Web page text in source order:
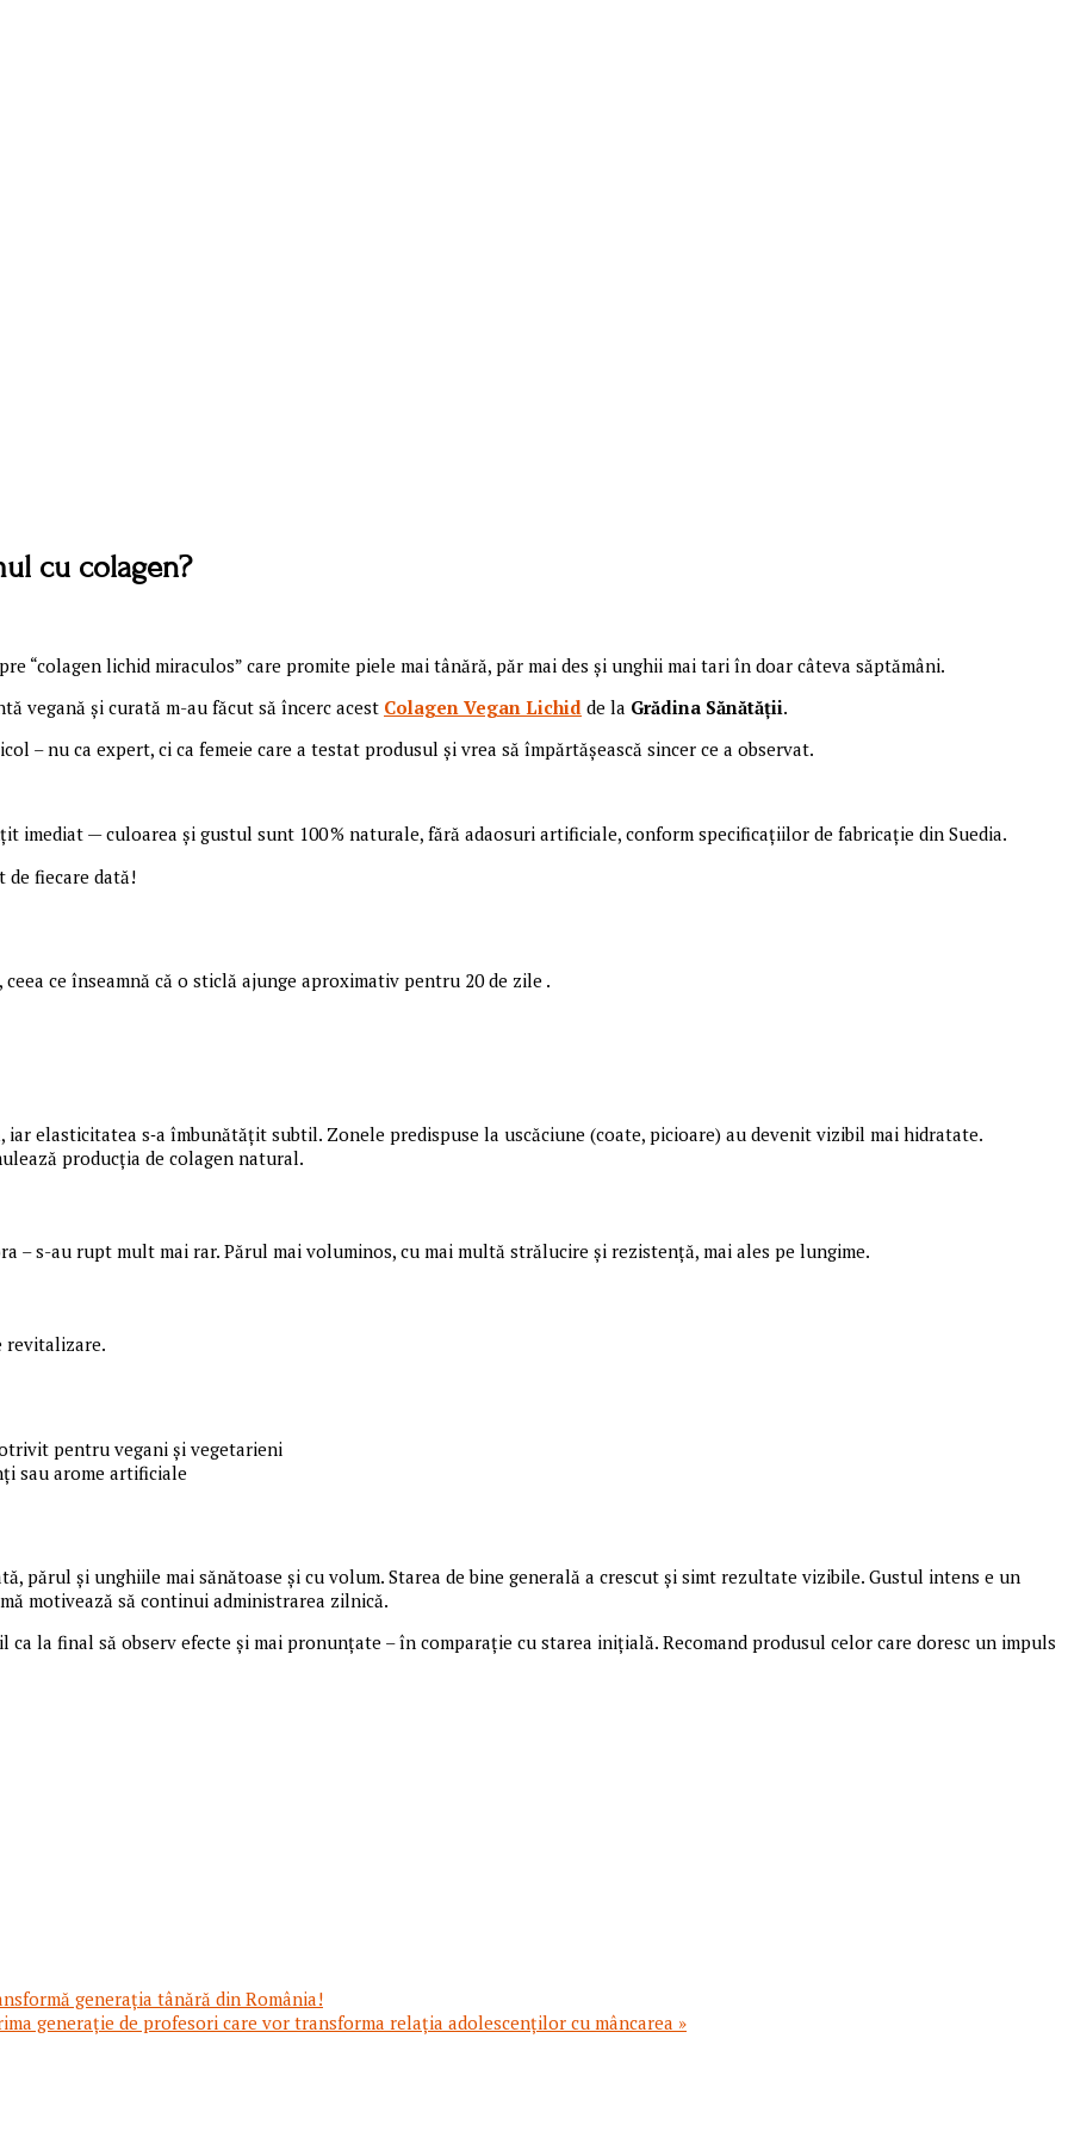
cu colagen?
“colagen lichid miraculos” care promite piele mai tânără, păr mai des și unghii mai tari în doar câteva săptămâni.
vegană și curată m-au făcut să încerc acest Colagen Vegan Lichid de la Grădina Sănătății.
– nu ca expert, ci ca femeie care a testat produsul și vrea să împărtășească sincer ce a observat.
imediat — culoarea și gustul sunt 100 % naturale, fără adaosuri artificiale, conform specificațiilor de fabricație din Suedia.
de fiecare dată!
ce înseamnă că o sticlă ajunge aproximativ pentru 20 de zile .
elasticitatea s‑a îmbunătățit subtil. Zonele predispuse la uscăciune (coate, picioare) au devenit vizibil mai hidratate.
producția de colagen natural.
– s-au rupt mult mai rar. Părul mai voluminos, cu mai multă strălucire și rezistență, mai ales pe lungime.
revitalizare.
pentru vegani și vegetarieni
sau arome artificiale
părul și unghiile mai sănătoase și cu volum. Starea de bine generală a crescut și simt rezultate vizibile. Gustul intens e un
motivează să continui administrarea zilnică.
la final să observ efecte și mai pronunțate – în comparație cu starea inițială. Recomand produsul celor care doresc un impuls
generația tânără din România!
generație de profesori care vor transforma relația adolescenților cu mâncarea »